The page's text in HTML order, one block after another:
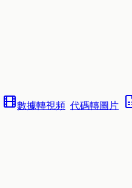
數據轉視頻 代碼轉圖片